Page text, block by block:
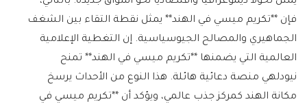
فإن **تكريم ميسي في الهند** يمثل نقطة التقاء بين الشغف
الجماهيري والمصالح الجيوسياسية. إن التغطية الإعلامية
العالمية التي يضمنها **تكريم ميسي في الهند** تمنح
نيودلهي منصة دعائية هائلة. هذا النوع من الأحداث يرسخ
مكانة الهند كمركز جذب عالمي، ويؤكد أن **تكريم ميسي في